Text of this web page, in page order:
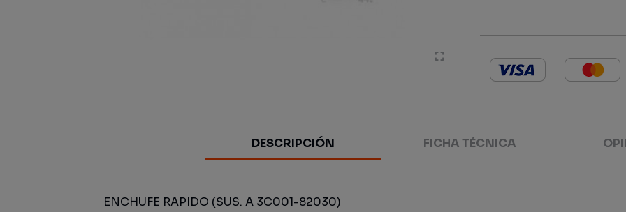
DESCRIPCIÓN FICHA TÉCNICA
ENCHUFE RAPIDO (SUS. A 3C001-82030)